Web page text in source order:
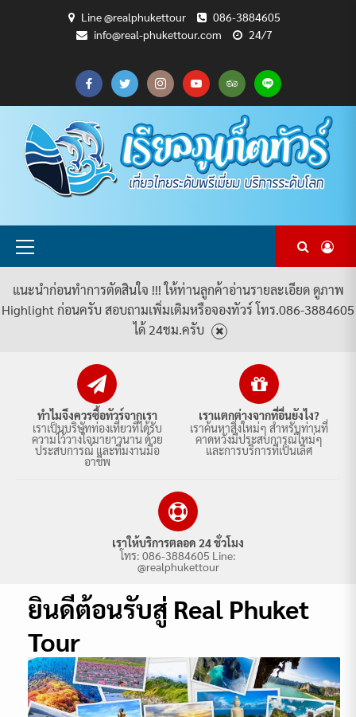
Line @realphukettour
086-3884605
info@real-phukettour.com
24/7
CART
CHECKOUT
MY
ACCOUNT
SAMPLE
PAGE
ทัวร์
ทั้งหมด
บทความ
ท่อง
เที่ยว
ยินดี
ต้อนรับ
สู่
PHUKET
TOUR
เกี่ยว
กับ
เรา
แพ็คเกจ
ทัวร์
ทั้งหมด
Primary
แนะนำก่อนทำการตัดสินใจ !!! ให้ท่านลูกค้าอ่านรายละเอียด ดูภาพ
Highlight ก่อนครับ สอบถามเพิ่มเติมหรือจองทัวร์ โทร.086-3884605
ได้ 24ชม.ครับ
ทำไมจึงควรซื้อทัวร์จากเรา
เราเป็นบริษัทท่องเที่ยวที่ได้รับ
ความไว้วางใจมายาวนาน ด้วย
ประสบการณ์ และทีมงานมือ
อาชีพ
เราแตกต่างจากที่อื่นยังไง?
เราค้นหาสิ่งใหม่ๆ สำหรับท่านที่
คาดหวังมีประสบการณ์ใหม่ๆ
และการบริการที่เป็นเลิศ
เราให้บริการตลอด 24 ชั่วโมง
โทร: 086-3884605 Line:
@realphukettour
ยินดีต้อนรับสู่ Real Phuket
Tour